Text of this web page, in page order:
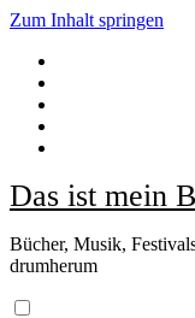
Zum Inhalt springen
Das ist mein
Bücher, Musik,
drumherum